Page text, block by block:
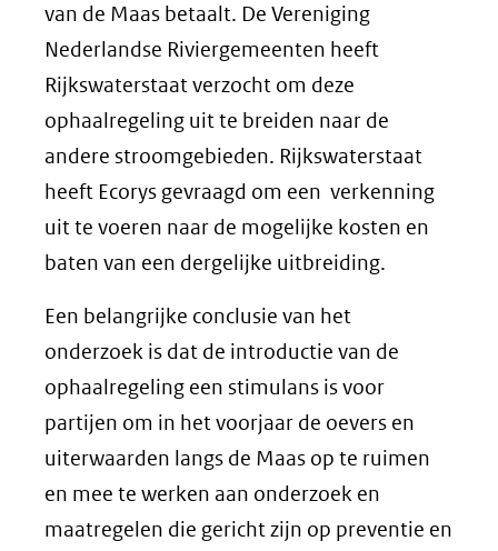
van de Maas betaalt. De Vereniging
Nederlandse Riviergemeenten heeft
Rijkswaterstaat verzocht om deze
ophaalregeling uit te breiden naar de
andere stroomgebieden. Rijkswaterstaat
heeft Ecorys gevraagd om een verkenning
uit te voeren naar de mogelijke kosten en
baten van een dergelijke uitbreiding.
Een belangrijke conclusie van het
onderzoek is dat de introductie van de
ophaalregeling een stimulans is voor
partijen om in het voorjaar de oevers en
uiterwaarden langs de Maas op te ruimen
en mee te werken aan onderzoek en
maatregelen die gericht zijn op preventie en